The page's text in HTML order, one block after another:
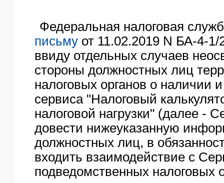
Федеральная налоговая
письму от 11.02.2019 N БА-4-1/
ввиду отдельных случаев
стороны должностных лиц
налоговых органов о наличии
сервиса "Налоговый
налоговой нагрузки" (далее -
довести нижеуказанную
должностных лиц, в
входить взаимодействие с
подведомственных налоговых